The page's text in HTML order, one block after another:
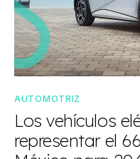
AUTOMOTRIZ
Los vehículos
representar el